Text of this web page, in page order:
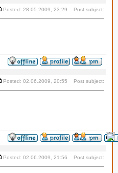
Posted: 28.05.2009, 23:29 Post subject:
Posted: 02.06.2009, 20:55 Post subject:
Posted: 02.06.2009, 21:56 Post subject: